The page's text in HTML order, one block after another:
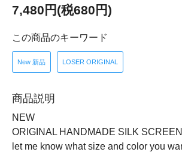
7,480円(税680円)
この商品のキーワード
New 新品 LOSER ORIGINAL
商品説明
NEW
ORIGINAL HANDMADE SILK
let me know what size and color you